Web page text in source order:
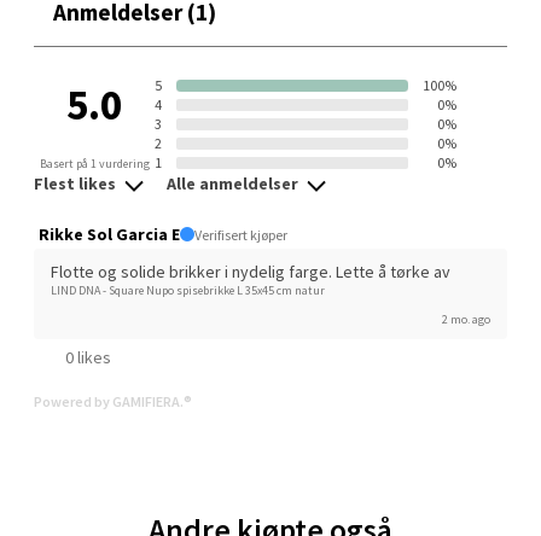
Anmeldelser (1)
5.0
Basert på 1 vurdering
5
100%
4
0%
3
0%
2
0%
1
0%
Flest likes Alle anmeldelser
Rikke Sol Garcia E Verifisert kjøper
Flotte og solide brikker i nydelig farge. Lette å tørke av
LIND DNA - Square Nupo spisebrikke L 35x45 cm natur
2 mo. ago
0 likes
Powered by GAMIFIERA.®
Ski - Thon Senter Ski
Ski Storsenter, Jernbanesvingen 6, 1400 Ski
Åpent i dag 10-21
0 i butikk
Velg
Åpent i dag 10-19